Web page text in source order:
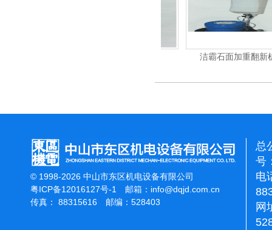
洁霸石面加重翻新机
© 1998-2026 中山市东区机电设备有限公司
粤ICP备12016127号-1
邮箱： info@dqjd.com.cn
传真： 88315616 邮编：528403
总
号
电
网